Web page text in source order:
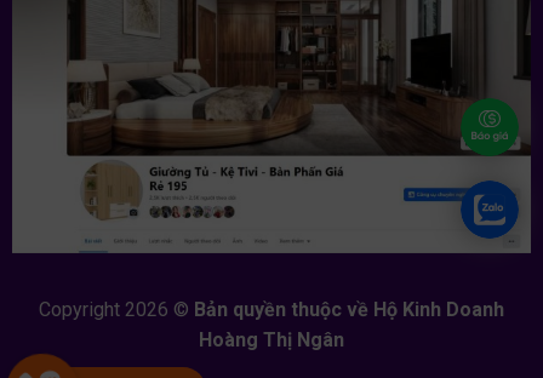
Copyright 2026 © Bản quyền thuộc về Hộ Kinh Doanh
Hoàng Thị Ngân